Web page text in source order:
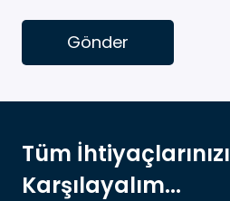
Gönder
Tüm İhtiyaçlarınızı
Karşılayalım...